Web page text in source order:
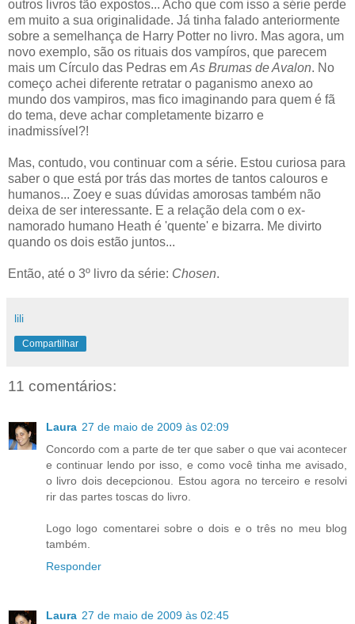
outros livros tão expostos... Acho que com isso a série perde
em muito a sua originalidade. Já tinha falado anteriormente
sobre a semelhança de Harry Potter no livro. Mas agora, um
novo exemplo, são os rituais dos vampíros, que parecem
mais um Círculo das Pedras em As Brumas de Avalon. No
começo achei diferente retratar o paganismo anexo ao
mundo dos vampiros, mas fico imaginando para quem é fã
do tema, deve achar completamente bizarro e
inadmissível?!
Mas, contudo, vou continuar com a série. Estou curiosa para
saber o que está por trás das mortes de tantos calouros e
humanos... Zoey e suas dúvidas amorosas também não
deixa de ser interessante. E a relação dela com o ex-
namorado humano Heath é 'quente' e bizarra. Me divirto
quando os dois estão juntos...
Então, até o 3º livro da série: Chosen.
lili
Compartilhar
11 comentários:
Laura 27 de maio de 2009 às 02:09
Concordo com a parte de ter que saber o que vai acontecer
e continuar lendo por isso, e como você tinha me avisado,
o livro dois decepcionou. Estou agora no terceiro e resolvi
rir das partes toscas do livro.
Logo logo comentarei sobre o dois e o três no meu blog
também.
Responder
Laura 27 de maio de 2009 às 02:45